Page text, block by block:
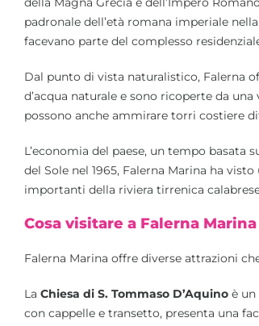
padronale dell’età romana imperiale
facevano parte del complesso
Dal punto di vista naturalistico, Falerna
d’acqua naturale e sono ricoperte da
possono anche ammirare torri costiere
L’economia del paese, un tempo basata
del Sole nel 1965, Falerna Marina ha
importanti della riviera tirrenica
Cosa visitare a Falerna Marina
Falerna Marina offre diverse attrazioni
La Chiesa di S. Tommaso D’Aquino è un
con cappelle e transetto, presenta una